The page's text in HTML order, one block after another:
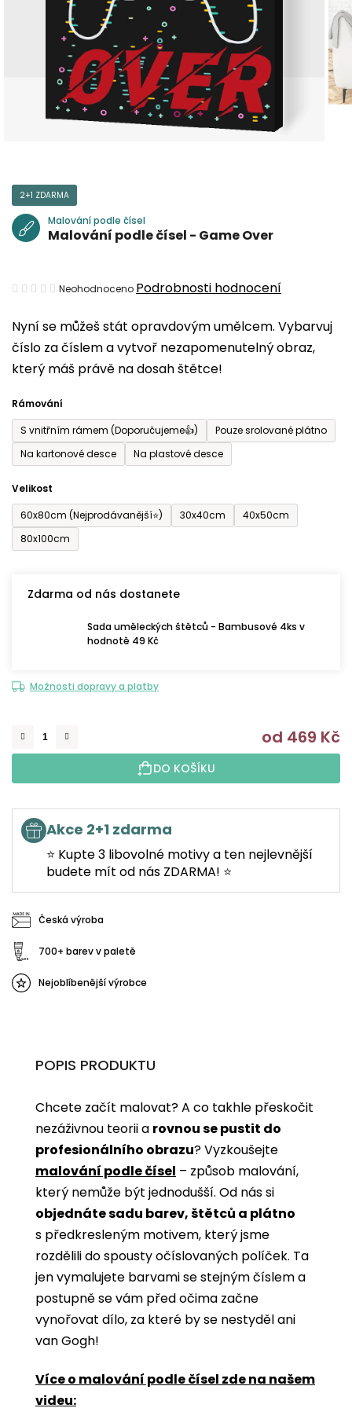
Nyní se můžeš stát opravdovým umělcem. Vybarvuj
číslo za číslem a vytvoř nezapomenutelný obraz,
který máš právě na dosah štětce!
Rámování
S vnitřním rámem (Doporučujeme👍)
Pouze srolované plátno
Na kartonové desce
Na plastové desce
Velikost
60x80cm (Nejprodávanější⭐)
30x40cm
40x50cm
80x100cm
Zdarma od nás dostanete
Sada uměleckých štětců - Bambusové 4ks v
hodnotě 49 Kč
Možnosti dopravy a platby
od 469 Kč
DO KOŠÍKU
Akce 2+1 zdarma
⭐ Kupte 3 libovolné motivy a ten nejlevnější
budete mít od nás ZDARMA! ⭐
Česká výroba
700+ barev v paletě
Nejoblíbenější výrobce
2+1 ZDARMA
Malování podle čísel
Malování podle čísel - Game Over
Průměrné
produktu
je
0,0
5
hvězdiček.
Neohodnoceno Podrobnosti hodnocení
POPIS PRODUKTU
Chcete začít malovat? A co takhle přeskočit
nezáživnou teorii a rovnou se pustit do
profesionálního obrazu? Vyzkoušejte
malování podle čísel ­­– způsob malování,
který nemůže být jednodušší. Od nás si
objednáte sadu barev, štětců a plátno
s předkresleným motivem, který jsme
rozdělili do spousty očíslovaných políček. Ta
jen vymalujete barvami se stejným číslem a
postupně se vám před očima začne
vynořovat dílo, za které by se nestyděl ani
van Gogh!
Více o malování podle čísel zde na našem
videu: